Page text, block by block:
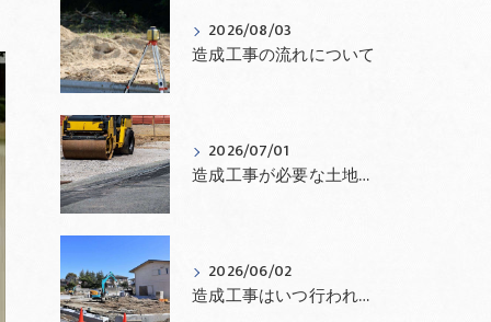
2026/08/03
造成工事の流れについて
2026/07/01
造成工事が必要な土地とは？
2026/06/02
造成工事はいつ行われる？